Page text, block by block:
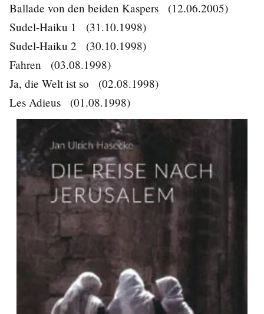
Ballade von den beiden Kaspers
(12.06.2005)
Sudel-Haiku 1
(31.10.1998)
Sudel-Haiku 2
(30.10.1998)
Fahren
(03.08.1998)
Ja, die Welt ist so
(02.08.1998)
Les Adieus
(01.08.1998)